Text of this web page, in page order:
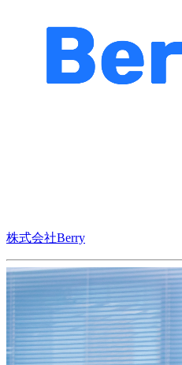
株式会社Berry